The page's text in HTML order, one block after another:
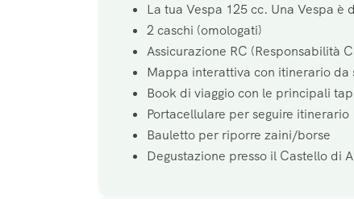
La tua Vespa 125 cc. Una Vespa è
2 caschi (omologati)
Assicurazione RC (Responsabilità
Mappa interattiva con itinerario da
Book di viaggio con le principali
Portacellulare per seguire itinerario
Bauletto per riporre zaini/borse
Degustazione presso il Castello di